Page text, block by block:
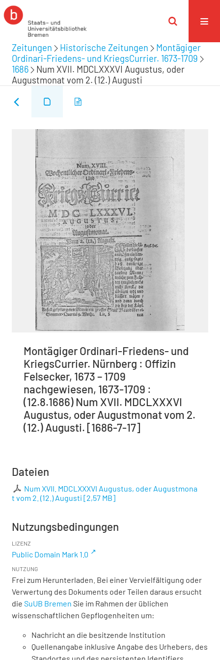
Zeitungen Historische Zeitungen
Montägiger
Ordinari-Friedens- und KriegsCurrier. 1673-1709
1686
Num XVII. MDCLXXXVI Augustus, oder
Augustmonat vom 2. (12.) Augusti
Montägiger Ordinari-Friedens- und
KriegsCurrier. Nürnberg : Offizin
Felsecker, 1673 – 1709
nachgewiesen, 1673-1709 :
(12.8.1686) Num XVII. MDCLXXXVI
Augustus, oder Augustmonat vom 2.
(12.) Augusti. [1686-7-17]
Dateien
Num XVII. MDCLXXXVI Augustus, oder Augustmona
t vom 2. (12.) Augusti [2,57 MB]
Nutzungsbedingungen
LIZENZ
Public Domain Mark 1.0
NUTZUNG
Frei zum Herunterladen. Bei einer Vervielfältigung oder
Verwertung des Dokuments oder Teilen daraus ersucht
die SuUB Bremen Sie im Rahmen der üblichen
wissenschaftlichen Gepflogenheiten um:
Nachricht an die besitzende Institution
Quellenangabe inklusive Angabe des Urhebers, des